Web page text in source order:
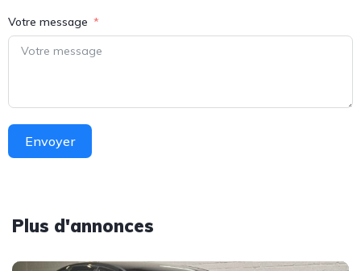
Votre message
Envoyer
Plus d'annonces